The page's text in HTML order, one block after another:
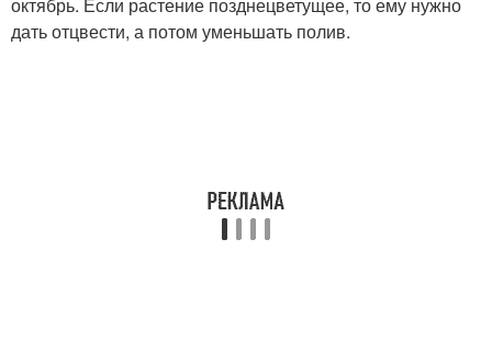
октябрь. Если растение позднецветущее, то ему нужно
дать отцвести, а потом уменьшать полив.